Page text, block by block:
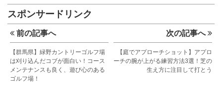
スポンサードリンク
前の記事へ
【群馬県】緑野カントリーゴルフ場
は刈り込んだコブが面白い！コース
メンテナンスも良く、遊び心のある
ゴルフ場！
次の記事へ
【庭でアプローチショット】アプロ
ーチの腕が上がる練習方法3選！芝の
生え方に注目して打とう